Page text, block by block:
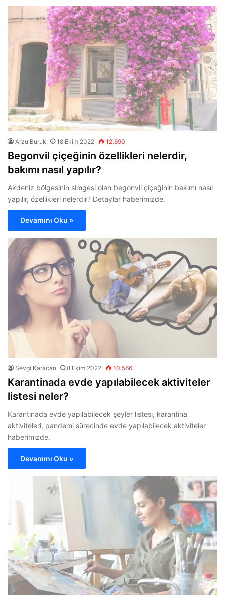
Arzu Buruk 18 Ekim 2022 12.690
Begonvil çiçeğinin özellikleri nelerdir,
bakımı nasıl yapılır?
Akdeniz bölgesinin simgesi olan begonvil çiçeğinin bakımı nasıl
yapılır, özellikleri nelerdir? Detaylar haberimizde.
Devamını Oku »
Sevgi Karacan 8 Ekim 2022 10.566
Karantinada evde yapılabilecek aktiviteler
listesi neler?
Karantinada evde yapılabilecek şeyler listesi, karantina
aktiviteleri, pandemi sürecinde evde yapılabilecek aktiviteler
haberimizde.
Devamını Oku »